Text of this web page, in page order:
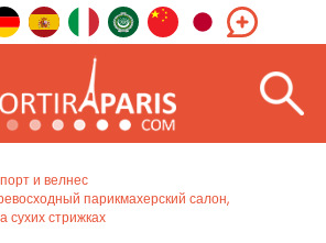
и велнес
парикмахерский салон,
сухих стрижках